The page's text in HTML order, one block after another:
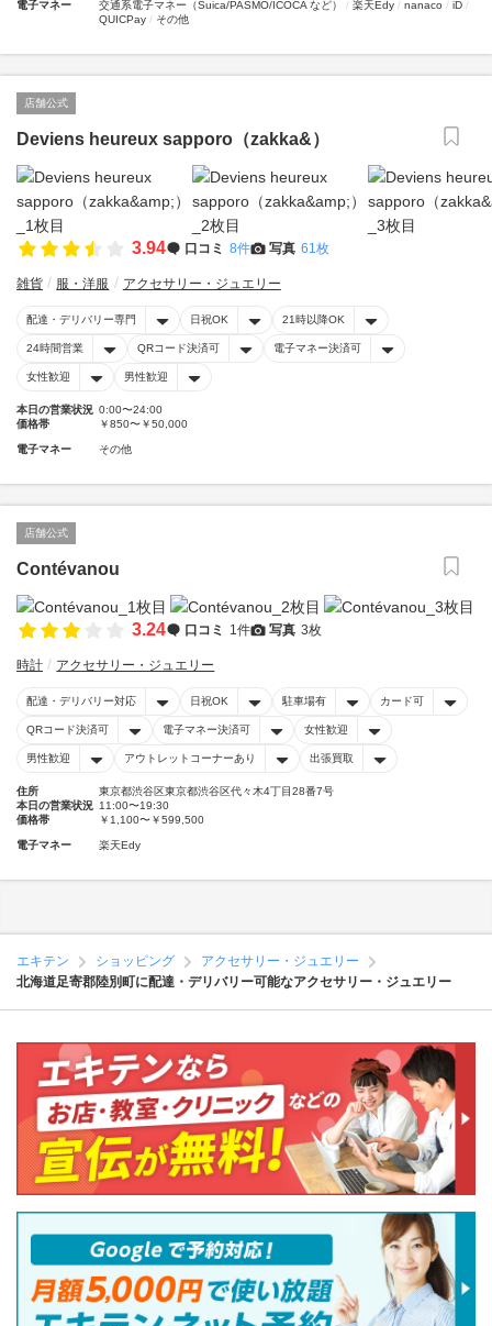
電子マネー 交通系電子マネー（Suica/PASMO/ICOCA など） 楽天Edy nanaco
iD
QUICPay
その他
店舗公式
Deviens heureux sapporo（zakka&）
3.94 口コミ 8件 写真 61枚
雑貨 服・洋服 アクセサリー・ジュエリー
配達・デリバリー専門 日祝OK 21時以降OK
24時間営業 QRコード決済可 電子マネー決済可
女性歓迎 男性歓迎
本日の営業状況 0:00〜24:00
価格帯
￥850〜￥50,000
電子マネー その他
店舗公式
Contévanou
3.24 口コミ 1件 写真 3枚
時計 アクセサリー・ジュエリー
配達・デリバリー対応 日祝OK 駐車場有 カード可
QRコード決済可 電子マネー決済可 女性歓迎
男性歓迎 アウトレットコーナーあり 出張買取
住所
東京都渋谷区東京都渋谷区代々木4丁目28番7号
本日の営業状況 11:00〜19:30
価格帯
￥1,100〜￥599,500
電子マネー 楽天Edy
エキテン ショッピング
アクセサリー・ジュエリー
北海道足寄郡陸別町に配達・デリバリー可能なアクセサリー・ジュエリー